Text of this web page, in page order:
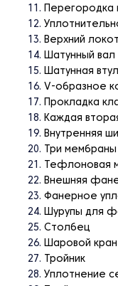
Перегородка
Верхний
Шатунный вал
Шатунная
V-образное
Прокладка
Каждая
Внутренняя
Три мембраны
Тефлоновая
Внешняя
Фанерное
Шурупы для
Столбец
Шаровой кран
Тройник
Уплотнение